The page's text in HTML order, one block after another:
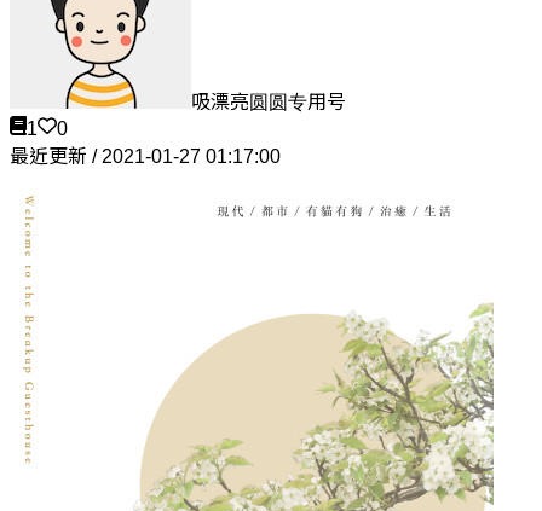
吸漂亮圆圆专用号
1
0
最近更新 / 2021-01-27 01:17:00